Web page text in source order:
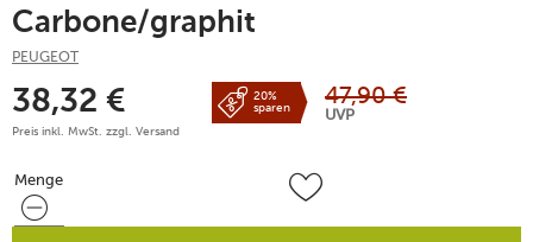
Carbone/graphit
PEUGEOT
38,32 €
Preis inkl. MwSt. zzgl. Versand
20%
sparen
47,90 €
UVP
Menge
Menge